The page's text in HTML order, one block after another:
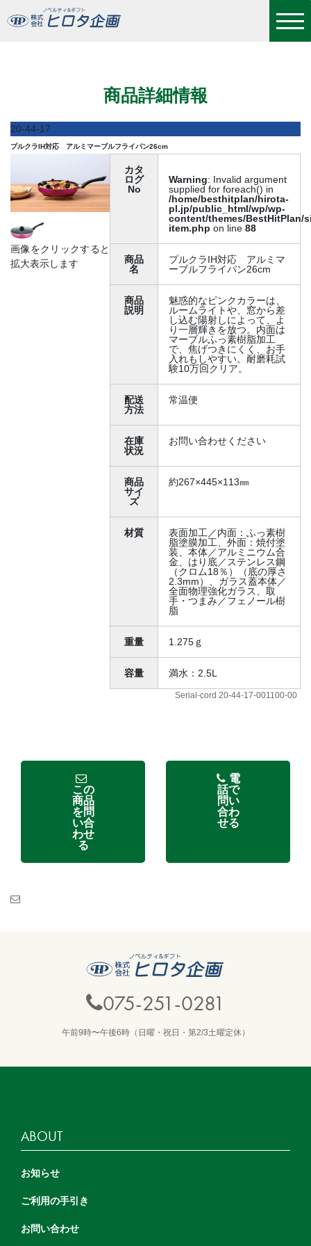
商品詳細情報
20-44-17
プルクラIH対応 アルミマーブルフライパン26cm
画像をクリックすると
拡大表示します
カタ
ログ
No
Warning: Invalid argument
supplied for foreach() in
/home/besthitplan/hirota-
pl.jp/public_html/wp/wp-
content/themes/BestHitPlan/
item.php on line88
商品
名
プルクラIH対応 アルミマ
ーブルフライパン26cm
商品
説明
魅惑的なピンクカラーは、
ルームライトや、窓から差
し込む陽射しによって、よ
り一層輝きを放つ。内面は
マーブルふっ素樹脂加工
で、焦げつきにくく、お手
入れもしやすい。耐磨耗試
験10万回クリア。
配送
方法
常温便
在庫
状況
お問い合わせください
商品
サイ
ズ
約267×445×113㎜
材質
表面加工／内面：ふっ素樹
脂塗膜加工、外面：焼付塗
装、本体／アルミニウム合
金、はり底／ステンレス鋼
（クロム18％）（底の厚さ
2.3mm）、ガラス蓋本体／
全面物理強化ガラス、取
手・つまみ／フェノール樹
脂
重量 1.275ｇ
容量 満水：2.5L
Serial-cord 20-44-17-001100-00
この
商品
を問
い合
わせ
る
電
話で
問い
合わ
せる
075-251-0281
午前9時〜午後6時（日曜・祝日・第2/3土曜定休）
ABOUT
お知らせ
ご利用の手引き
お問い合わせ